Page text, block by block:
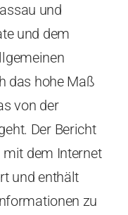
und
und dem
das hohe Maß
von der
Der Bericht
dem Internet
und enthält
zu